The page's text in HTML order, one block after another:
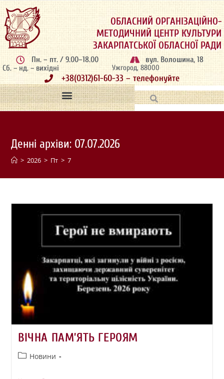
ОБЛАСНИЙ ОРГАНІЗАЦІЙНО-
МЕТОДИЧНИЙ ЦЕНТР КУЛЬТУРИ
ЗАКАРПАТСЬКОЇ ОБЛАСНОЇ РАДИ
Пн. – пт. / 9.00–18.00
Сб. – нд. – вихідні
вул. Волошина, 18
Ужгород, 88000
+38(0312)61-60-33 – телефонуйте
Денні архіви: 07.07.2026
> 2026 > Пт > 7
ВІЧНА ПАМ’ЯТЬ ГЕРОЯМ
Новини